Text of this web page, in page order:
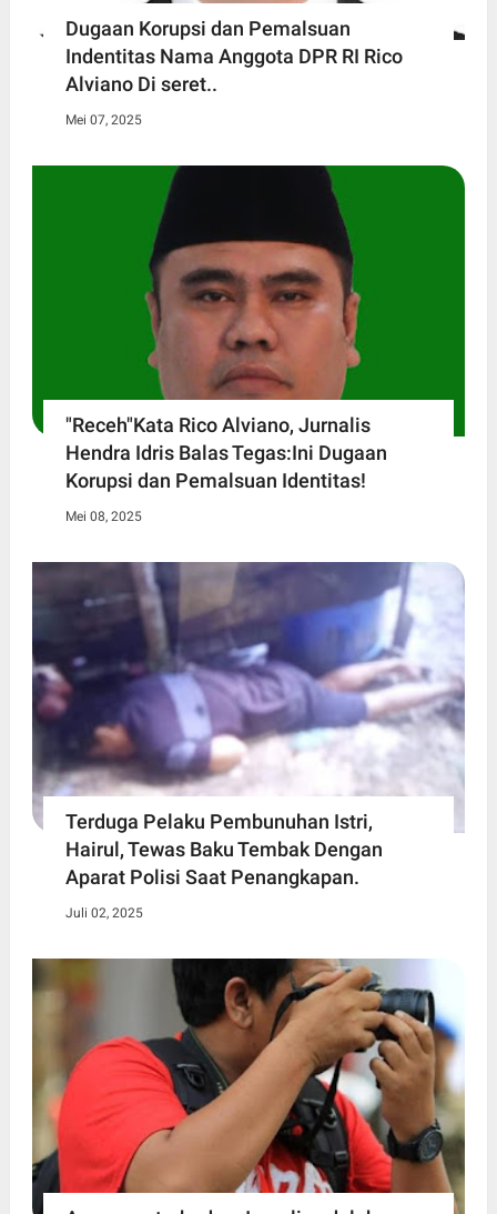
Dugaan Korupsi dan Pemalsuan
Indentitas Nama Anggota DPR RI Rico
Alviano Di seret..
Mei 07, 2025
"Receh"Kata Rico Alviano, Jurnalis
Hendra Idris Balas Tegas:Ini Dugaan
Korupsi dan Pemalsuan Identitas!
Mei 08, 2025
Terduga Pelaku Pembunuhan Istri,
Hairul, Tewas Baku Tembak Dengan
Aparat Polisi Saat Penangkapan.
Juli 02, 2025